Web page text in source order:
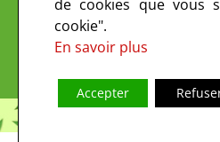
de cookies que vous
cookie".
En savoir plus
Accepter